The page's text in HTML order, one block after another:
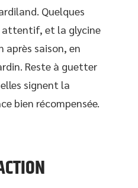
Quelques
et la glycine
après saison, en
Reste à guetter
signent la
bien récompensée.